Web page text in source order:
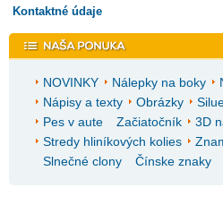
Kontaktné údaje
NOVINKY Nálepky na boky
Nápisy a texty
Obrázky
Pes v aute
Začiatočník
3D
Stredy hliníkových kolies
Slnečné clony
Čínske znaky